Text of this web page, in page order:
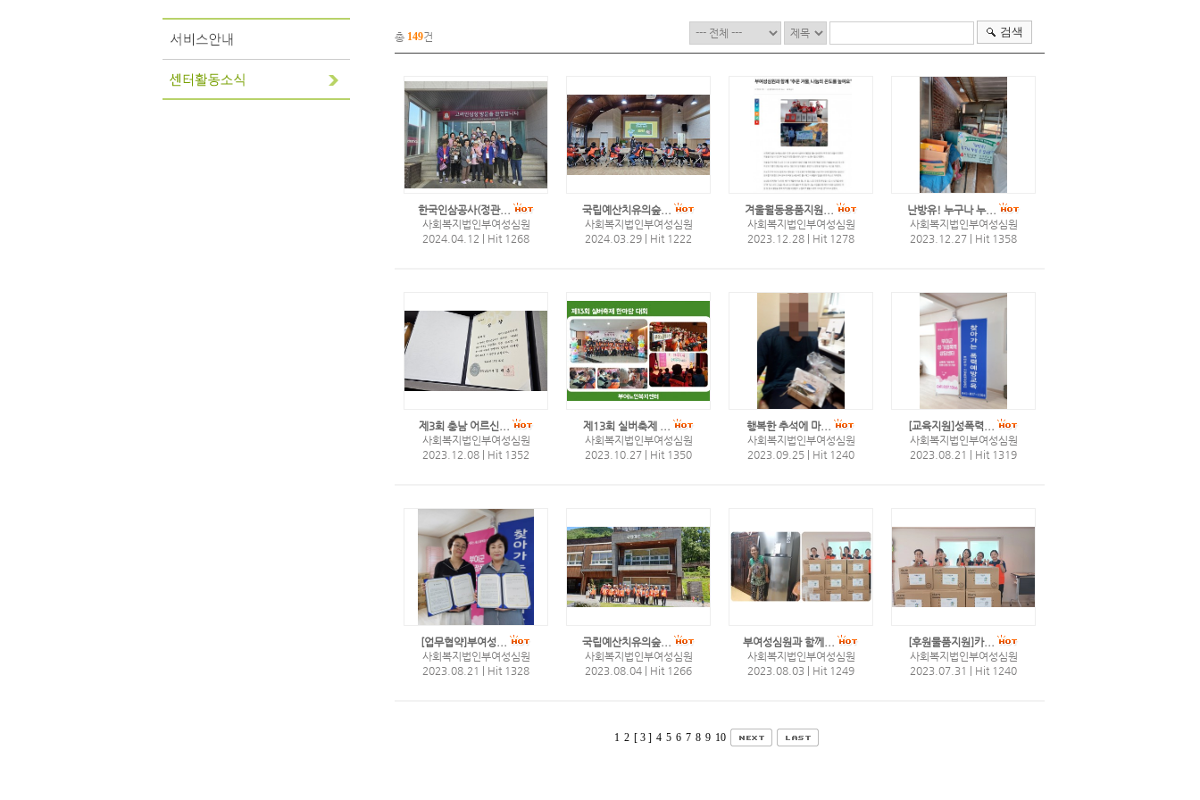
총 149건 검색
한국인삼공사(정관...
사회복지법인부여성심원
2024.04.12
Hit 1268
국립예산치유의숲...
사회복지법인부여성심원
2024.03.29
Hit 1222
겨울월동용품지원...
사회복지법인부여성심원
2023.12.28
Hit 1278
난방유! 누구나 누...
사회복지법인부여성심원
2023.12.27
Hit 1358
제3회 충남 어르신...
사회복지법인부여성심원
2023.12.08
Hit 1352
제13회 실버축제 ...
사회복지법인부여성심원
2023.10.27
Hit 1350
행복한 추석에 마...
사회복지법인부여성심원
2023.09.25
Hit 1240
[교육지원]성폭력...
사회복지법인부여성심원
2023.08.21
Hit 1319
[업무협약]부여성...
사회복지법인부여성심원
2023.08.21
Hit 1328
국립예산치유의숲...
사회복지법인부여성심원
2023.08.04
Hit 1266
부여성심원과 함께...
사회복지법인부여성심원
2023.08.03
Hit 1249
[후원물품지원]카...
사회복지법인부여성심원
2023.07.31
Hit 1240
1 2 [ 3 ] 4 5 6 7 8 9 10